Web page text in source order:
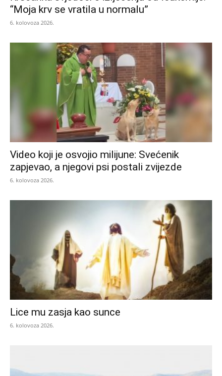
“Moja krv se vratila u normalu”
6. kolovoza 2026.
Video koji je osvojio milijune: Svećenik
zapjevao, a njegovi psi postali zvijezde
6. kolovoza 2026.
Lice mu zasja kao sunce
6. kolovoza 2026.